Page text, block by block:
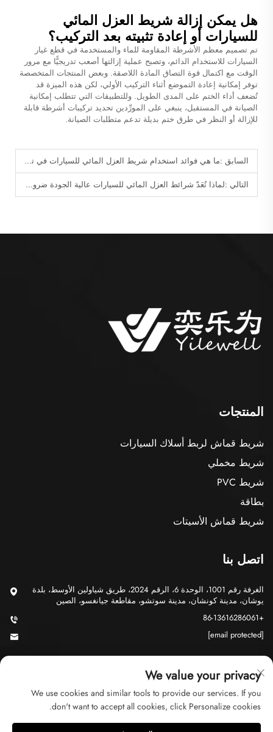
هل يمكن إزالة شريط العزل المائي
للسيارات أو إعادة تثبيته بعد التركيب؟
تم تصميم معظم الأشرطة المقاومة للماء والمستخدمة في قطع غيار
السيارات للاستخدام الدائم، وتصبح عملية إزالتها أصعب تدريجيًّا مع مرور
الوقت مع اكتمال قوة التصاق المادة اللاصقة. وبعض المنتجات المتخصصة
توفر إمكانية إعادة التموضع أثناء التركيب الأولي، لكن هذه الميزة قد
تُضعف أداء الختم على المدى الطويل. وللتطبيقات التي تتطلب إمكانية
الصيانة في المستقبل، ينبغي على المورِّدين تحديد تركيبات أشرطة قابلة
للإزالة أو النظر في طرق ختم بديلة تدعم متطلبات الصيانة.
السابق :ما هي فوائد استخدام شريط العزل المائي للسيارات في تصنيع المركبات؟
التالي :لماذا تُعَدّ شرائط العزل المائي للسيارات عالية الجودة ضرورية جدًّا لمصنِّعي المعدات الأصلية والموزِّعين؟
المنتجات
شريط قماش لربط أسلاك السيارات
شريط مخملي
شريط PVC
بطاقة
شريط قماش الأسيتات
اتصل بنا
الغرفة رقم 1001، الوحدة 6، الرقم 2024، طريق شياولين الأوسط، بلدة
يوشان، مدينة كونشان، مدينة سوتشو، مقاطعة جيانغسو، الصين
+86-13616286061
[email protected]
حقوق الت COPYRIGHT © 2026 شركة سوتشو جي يو للتجارة المحدودة.
جميع الحقوق محفوظةسياسة الخصوصية
We value your privacy
We use cookies and similar tools to provide our services. If you
don't want to accept all cookies, click Personalize cookies.